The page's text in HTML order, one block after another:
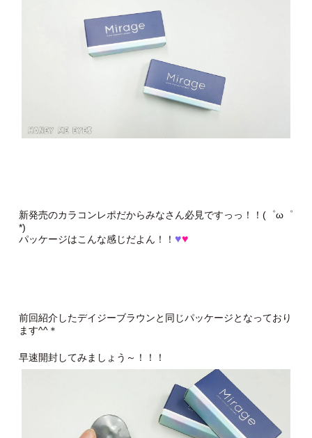
新発売のカラコンレポだからみなさん必見ですっっ！！(゜ω゜
*)
パッケージはこんな感じだよん！！ ♥♥
前回紹介したデイジーブラウンと同じパッケージとなっており
ます^^＊
早速開封してみましょう～！！！